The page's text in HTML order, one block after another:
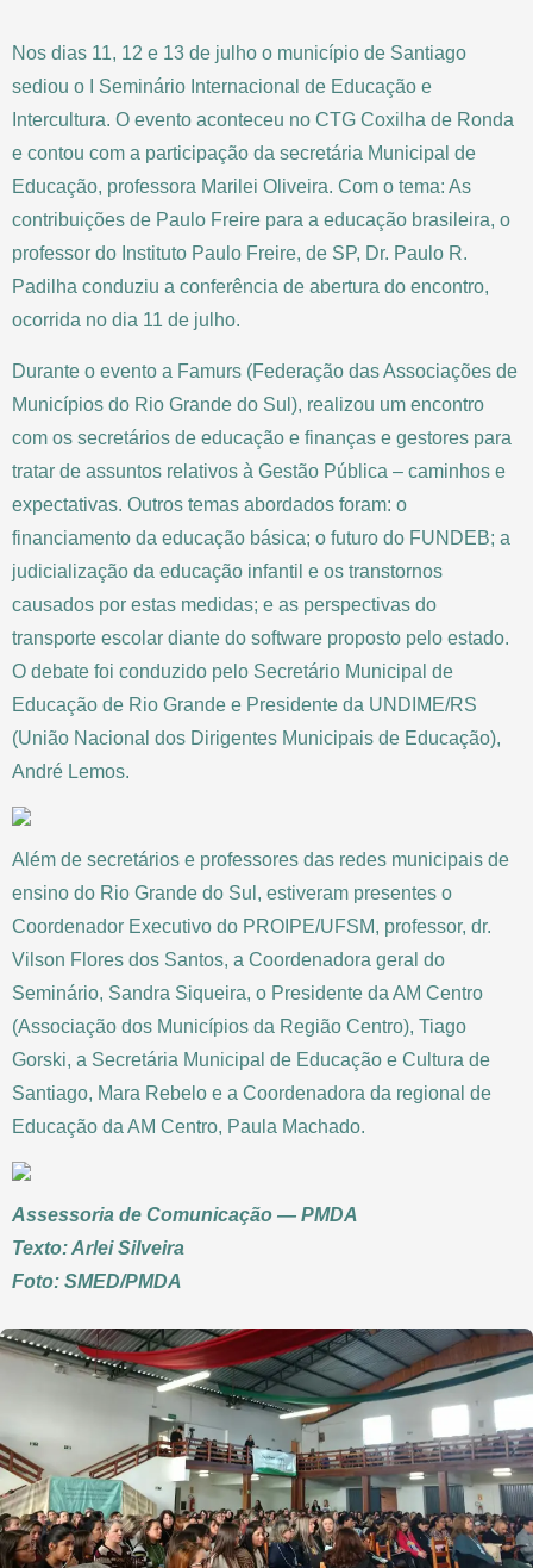
Nos dias 11, 12 e 13 de julho o município de Santiago
sediou o I Seminário Internacional de Educação e
Intercultura. O evento aconteceu no CTG Coxilha de Ronda
e contou com a participação da secretária Municipal de
Educação, professora Marilei Oliveira. Com o tema: As
contribuições de Paulo Freire para a educação brasileira, o
professor do Instituto Paulo Freire, de SP, Dr. Paulo R.
Padilha conduziu a conferência de abertura do encontro,
ocorrida no dia 11 de julho.
Durante o evento a Famurs (Federação das Associações de
Municípios do Rio Grande do Sul), realizou um encontro
com os secretários de educação e finanças e gestores para
tratar de assuntos relativos à Gestão Pública – caminhos e
expectativas. Outros temas abordados foram: o
financiamento da educação básica; o futuro do FUNDEB; a
judicialização da educação infantil e os transtornos
causados por estas medidas; e as perspectivas do
transporte escolar diante do software proposto pelo estado.
O debate foi conduzido pelo Secretário Municipal de
Educação de Rio Grande e Presidente da UNDIME/RS
(União Nacional dos Dirigentes Municipais de Educação),
André Lemos.
Além de secretários e professores das redes municipais de
ensino do Rio Grande do Sul, estiveram presentes o
Coordenador Executivo do PROIPE/UFSM, professor, dr.
Vilson Flores dos Santos, a Coordenadora geral do
Seminário, Sandra Siqueira, o Presidente da AM Centro
(Associação dos Municípios da Região Centro), Tiago
Gorski, a Secretária Municipal de Educação e Cultura de
Santiago, Mara Rebelo e a Coordenadora da regional de
Educação da AM Centro, Paula Machado.
Assessoria de Comunicação — PMDA
Texto: Arlei Silveira
Foto: SMED/PMDA